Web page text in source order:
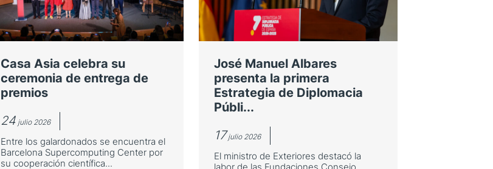
Casa Asia celebra su
ceremonia de entrega de
premios
24julio 2026
Entre los galardonados se encuentra el
Barcelona Supercomputing Center por
su cooperación científica...
José Manuel Albares
presenta la primera
Estrategia de Diplomacia
Públi...
17 julio 2026
El ministro de Exteriores destacó la